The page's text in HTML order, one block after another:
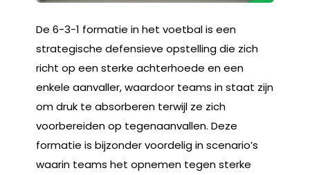
De 6-3-1 formatie in het voetbal is een
strategische defensieve opstelling die zich
richt op een sterke achterhoede en een
enkele aanvaller, waardoor teams in staat zijn
om druk te absorberen terwijl ze zich
voorbereiden op tegenaanvallen. Deze
formatie is bijzonder voordelig in scenario’s
waarin teams het opnemen tegen sterke